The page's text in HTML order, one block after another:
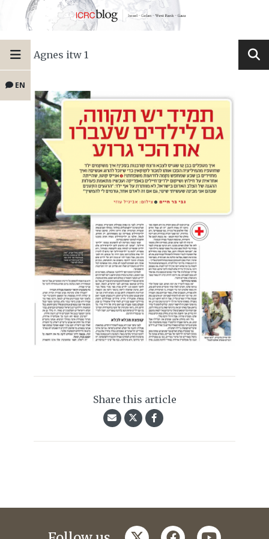
EN
Agnes itw 1
Share this article
twitterfacebookyoutube